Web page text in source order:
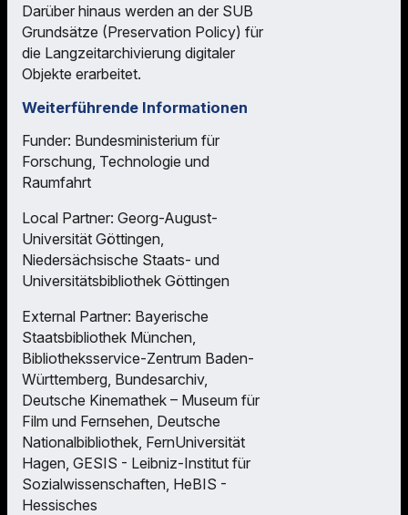
Darüber hinaus werden an der SUB
Grundsätze (Preservation Policy) für
die Langzeitarchivierung digitaler
Objekte erarbeitet.
Weiterführende Informationen
Funder: Bundesministerium für
Forschung, Technologie und
Raumfahrt
Local Partner: Georg-August-
Universität Göttingen,
Niedersächsische Staats- und
Universitätsbibliothek Göttingen
External Partner: Bayerische
Staatsbibliothek München,
Bibliotheksservice-Zentrum Baden-
Württemberg, Bundesarchiv,
Deutsche Kinemathek – Museum für
Film und Fernsehen, Deutsche
Nationalbibliothek, FernUniversität
Hagen, GESIS - Leibniz-Institut für
Sozialwissenschaften, HeBIS -
Hessisches